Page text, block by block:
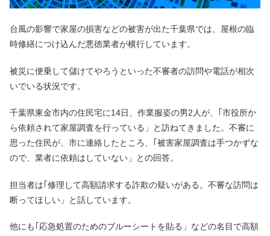
台風の影響で家屋の損害などの被害が出た千葉県では、屋根の臨
時修繕につけ込んだ悪徳業者が横行しています。
被災に便乗して儲けてやろうといった不審者の訪問や電話が相次
いでいる状況です。
千葉県東金市内の住民宅に14日、作業服姿の男2人が、｢市役所か
ら依頼されて家屋調査を行っている」と訪ねてきました。不審に
思った住民が、市に連絡したところ、｢被害家屋調査は手つかずな
ので、業者に依頼はしていない」との回答。
担当者は｢修理して高額請求する詐欺の疑いがある。不審な訪問は
断ってほしい」と話しています。
他にも｢応急処置のためのブルーシートを貼る」などの名目で高額